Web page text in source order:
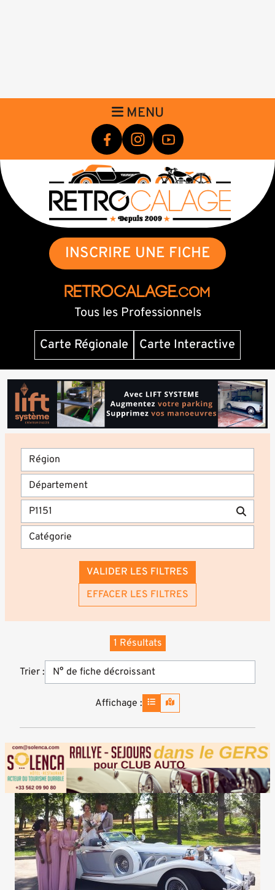
MENU
INSCRIRE UNE FICHE
RETROCALAGE.com
Tous les Professionnels
Carte Régionale
Carte Interactive
VALIDER LES FILTRES
EFFACER LES FILTRES
Trier :
1 Résultats
Affichage :